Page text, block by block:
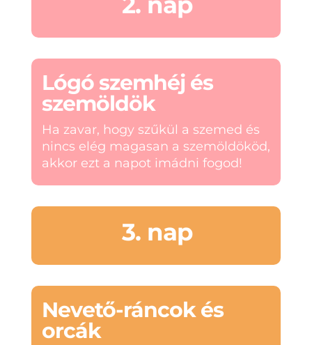
Lógó szemhéj és
szemöldök
Ha zavar, hogy szűkül a szemed és
nincs elég magasan a szemöldököd,
akkor ezt a napot imádni fogod!
3. nap
Nevető-ráncok és
orcák